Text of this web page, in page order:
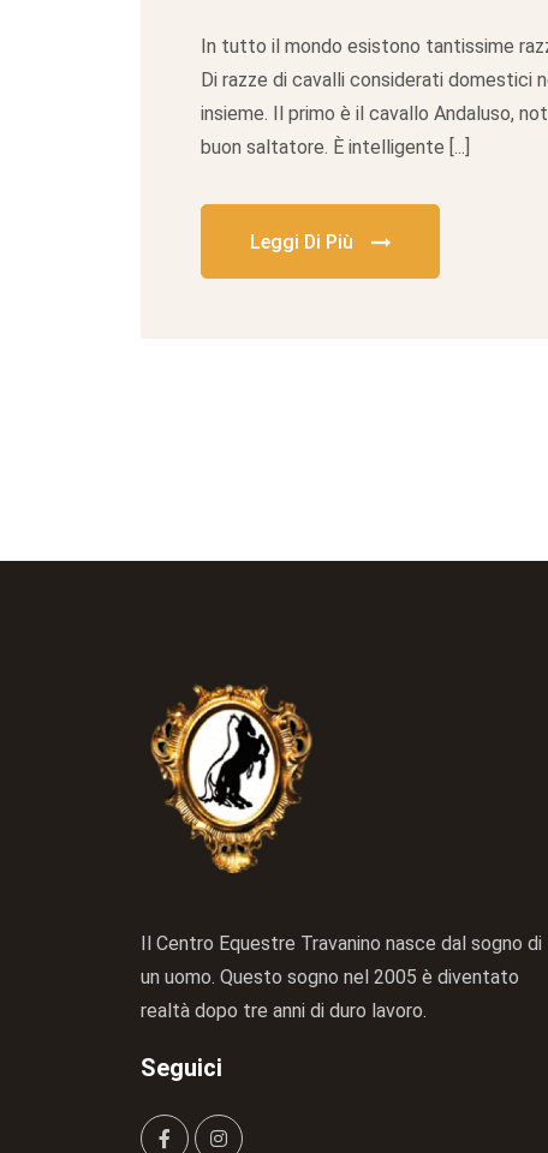
In tutto il mondo esistono tantissime
Di razze di cavalli considerati domestici
insieme. Il primo è il cavallo Andaluso,
buon saltatore. È intelligente [...]
Leggi Di Più
Il Centro Equestre Travanino nasce dal sogno di
un uomo. Questo sogno nel 2005 è diventato
realtà dopo tre anni di duro lavoro.
Seguici